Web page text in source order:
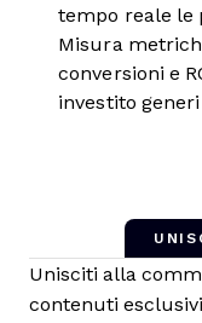
tempo reale le
Misura
conversioni e
investito
Unisciti alla
contenuti